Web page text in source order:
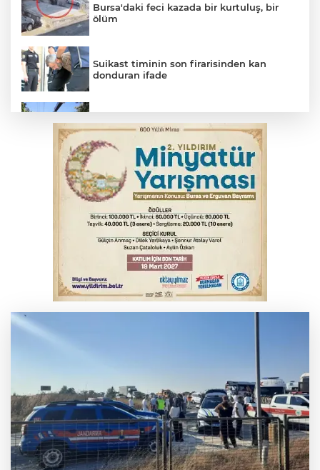
Bursa'daki feci kazada bir kurtuluş, bir
ölüm
Suikast timinin son firarisinden kan
donduran ifade
korunuyor
Başkan Dalgıç: Denizler halkındır
Bursa'da akıma kapılan mühendis ağır
yaralandı
Bursa'da tavuk çiftliğinde yangın